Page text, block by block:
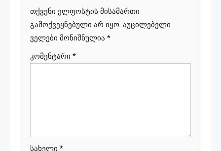
თქვენი ელფოსტის მისამართი
გამოქვეყნებული არ იყო. აუცილებელი
ველები მონიშნულია *
კომენტარი *
სახელი *